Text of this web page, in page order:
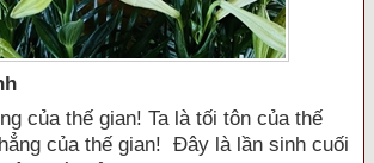
của thế gian! Ta là tối tôn của thế
của thế gian! Đây là lần sinh cuối